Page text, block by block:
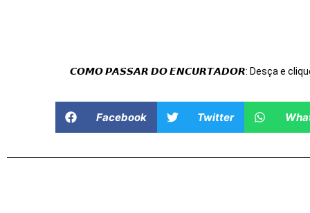
𝘾𝙊𝙈𝙊 𝙋𝘼𝙎𝙎𝘼𝙍 𝘿𝙊 𝙀𝙉𝘾𝙐𝙍𝙏𝘼𝘿𝙊𝙍: Desça e clique
Facebook Twitter